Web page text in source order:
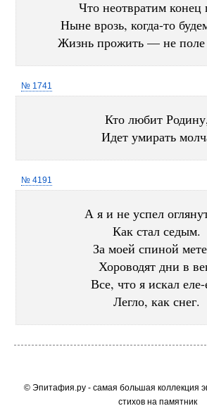
Что неотвратим конец
Ныне врозь, когда-то
Жизнь прожить — не поле
№ 1741
Кто любит
Идет умирать
№ 4191
А я и не успел
Как стал седым.
За моей спиной
Хороводят дни в
Все, что я искал еле-
Легло, как снег.
© Эпитафия.ру - самая большая коллекция
стихов на памятник